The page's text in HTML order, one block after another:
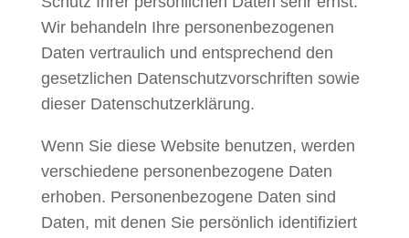
Wir behandeln Ihre personenbezogenen
Daten vertraulich und entsprechend den
gesetzlichen Datenschutzvorschriften sowie
dieser Datenschutzerklärung.
Wenn Sie diese Website benutzen, werden
verschiedene personenbezogene Daten
erhoben. Personenbezogene Daten sind
Daten, mit denen Sie persönlich identifiziert